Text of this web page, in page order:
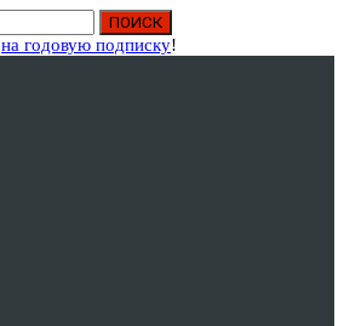
на годовую подписку!